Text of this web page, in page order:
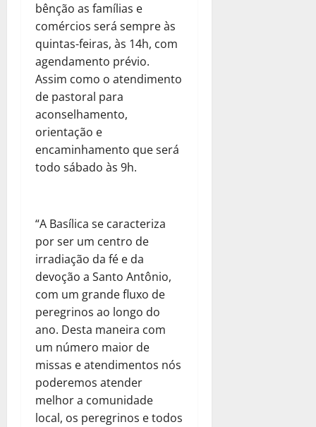
bênção as famílias e
comércios será sempre às
quintas-feiras, às 14h, com
agendamento prévio.
Assim como o atendimento
de pastoral para
aconselhamento,
orientação e
encaminhamento que será
todo sábado às 9h.
“A Basílica se caracteriza
por ser um centro de
irradiação da fé e da
devoção a Santo Antônio,
com um grande fluxo de
peregrinos ao longo do
ano. Desta maneira com
um número maior de
missas e atendimentos nós
poderemos atender
melhor a comunidade
local, os peregrinos e todos